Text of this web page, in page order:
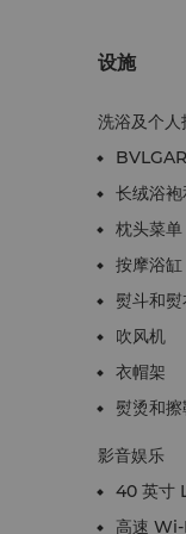
设施
洗浴及个人
长绒浴
枕头菜单
按摩浴缸
熨斗和熨
吹风机
衣帽架
熨烫和
影音娱乐
40 英寸
高速